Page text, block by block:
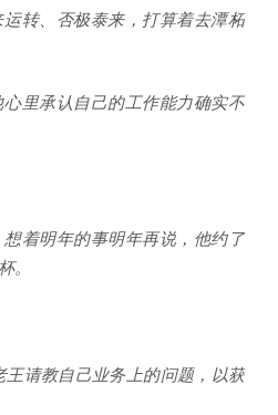
转、否极泰来，打算着去潭柘
里承认自己的工作能力确实不
着明年的事明年再说，他约了
。
王请教自己业务上的问题，以获